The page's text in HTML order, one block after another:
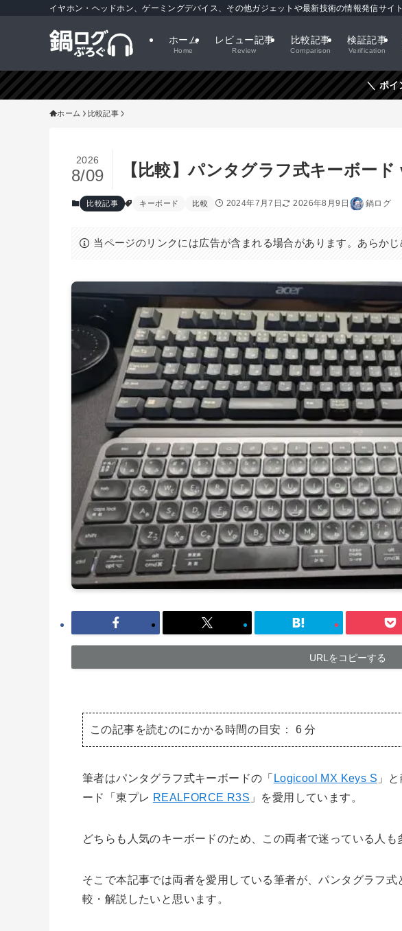
イヤホン・ヘッドホン、ゲーミングデバイス、その他ガジェットや最新技術の情報発信サイ
ホーム
Home
レビュー記事
Review
比較記事
Comparison
検証記事
Verification
＼ ポイ
ホーム 比較記事
【比較】パンタグラフ式キーボー
2026
8/09
比較記事 キーボード 比較 2024年7月7日 2026年8月9日 鍋ログ
当ページのリンクには広告が含まれる場合があります。あらかじ
URLをコピーする
この記事を読むのにかかる時間の目安： 6 分
筆者はパンタグラフ式キーボードの「 Logicool MX Keys S 」
ード「東プレ REALFORCE R3S 」を愛用しています。
どちらも人気のキーボードのため、この両者で迷っている人も
そこで本記事では両者を愛用している筆者が、パンタグラフ
較・解説したいと思います。